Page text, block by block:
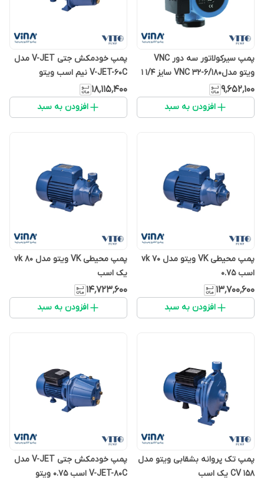
پمپ سیرکولاتور سه دور VNC
ویتو مدلVNC 32-6/180 سایز 1/4 1
اینچ
۹٬۶۵۲٬۱۰۰
افزودن به سبد
پمپ خودمکش جتی V-JET مدل
V-JET-60C نیم اسب ویتو
۱۸٬۱۱۵٬۴۰۰
افزودن به سبد
پمپ محیطی VK ویتو مدل vk 70
اسب 0.75
۱۳٬۷۰۰٬۶۰۰
افزودن به سبد
پمپ محیطی VK ویتو مدل vk 80
یک اسب
۱۴٬۷۲۳٬۶۰۰
افزودن به سبد
پمپ تک پروانه بشقابی ویتو مدل
CV 158 یک اسب
پمپ خودمکش جتی V-JET مدل
V-JET-80C اسب 0.75 ویتو